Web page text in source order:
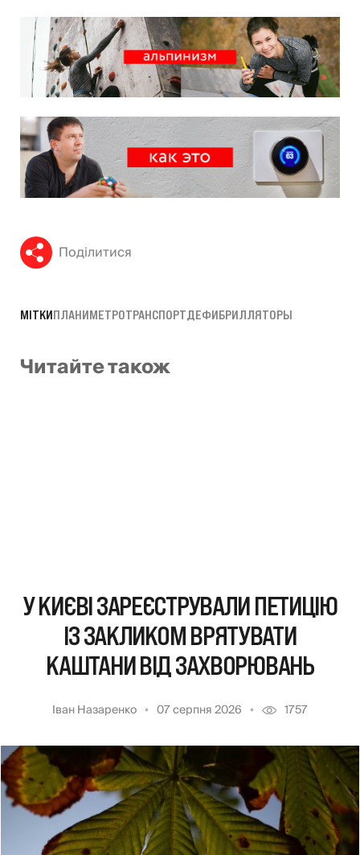
Поділитися
МІТКИПЛАНИМЕТРОТРАНСПОРТДЕФИБРИЛЛЯТОРЫ
Читайте також
У КИЄВІ ЗАРЕЄСТРУВАЛИ ПЕТИЦІЮ
ІЗ ЗАКЛИКОМ ВРЯТУВАТИ
КАШТАНИ ВІД ЗАХВОРЮВАНЬ
Іван Назаренко 07 серпня 2026 1757